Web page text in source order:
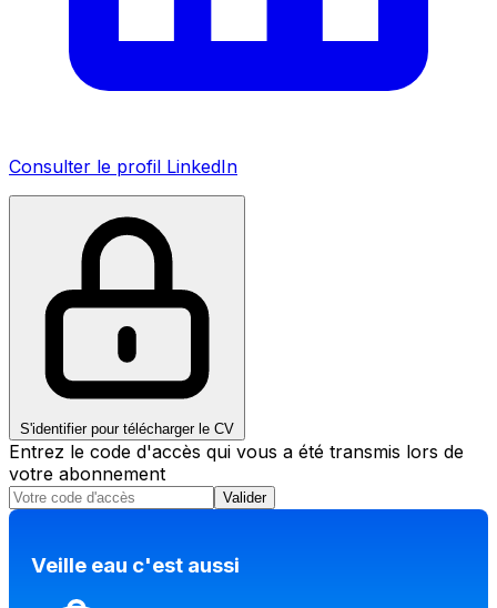
Consulter le profil LinkedIn
S'identifier pour télécharger le CV
Entrez le code d'accès qui vous a été transmis lors de
votre abonnement
Valider
Veille eau c'est aussi